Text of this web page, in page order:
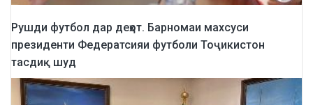
Рушди футбол дар деҳот. Барномаи махсуси
президенти Федератсияи футболи Тоҷикистон
тасдиқ шуд